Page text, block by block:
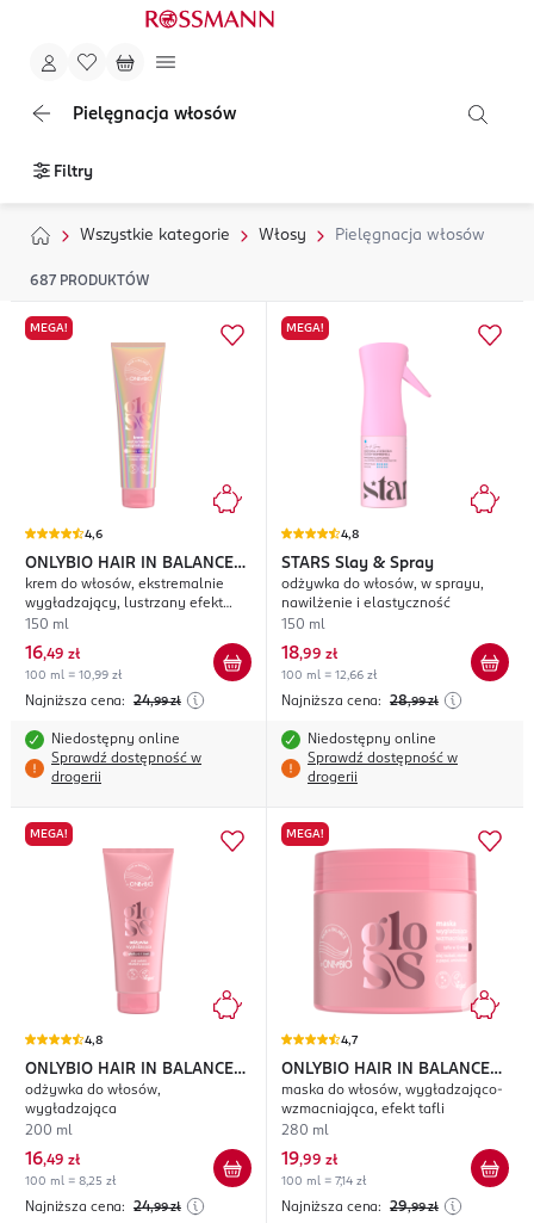
Pielęgnacja włosów
Filtry
Wszystkie kategorie Włosy Pielęgnacja włosów
687 PRODUKTÓW
MEGA!
4,6
ONLYBIO HAIR IN BALANCE
Gloss
krem do włosów, ekstremalnie
wygładzający, lustrzany efekt
tafli
150 ml
16,49 zł
100 ml = 10,99 zł
Najniższa cena: 24,99 zł
Niedostępny online
Sprawdź dostępność w
drogerii
MEGA!
4,8
STARS Slay & Spray
odżywka do włosów, w sprayu,
nawilżenie i elastyczność
150 ml
18,99 zł
100 ml = 12,66 zł
Najniższa cena: 28,99 zł
Niedostępny online
Sprawdź dostępność w
drogerii
MEGA!
4,8
ONLYBIO HAIR IN BALANCE
Gloss
odżywka do włosów,
wygładzająca
200 ml
16,49 zł
100 ml = 8,25 zł
Najniższa cena: 24,99 zł
MEGA!
4,7
ONLYBIO HAIR IN BALANCE
Gloss
maska do włosów, wygładzająco-
wzmacniająca, efekt tafli
280 ml
19,99 zł
100 ml = 7,14 zł
Najniższa cena: 29,99 zł